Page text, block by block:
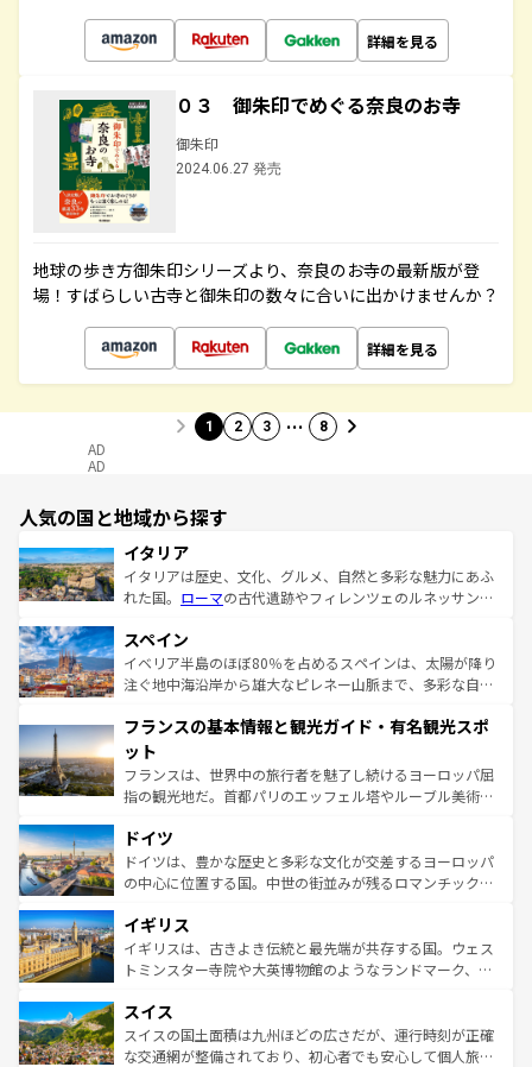
詳細を見る
０３ 御朱印でめぐる奈良のお寺
御朱印
2024.06.27 発売
地球の歩き方御朱印シリーズより、奈良のお寺の最新版が登
場！すばらしい古寺と御朱印の数々に合いに出かけませんか？
詳細を見る
1 2 3 … 8
AD
AD
人気の国と地域から探す
イタリア
イタリアは歴史、文化、グルメ、自然と多彩な魅力にあふ
れた国。 ローマの古代遺跡やフィレンツェのルネッサンス
ろん、トスカーナの美しい田園風景やアマルフィ海岸の絶
景など、自然景観も見逃せない。観光の合間には、本場の
ピザやパスタなど、絶品のイタリア料理を堪能することも
ませてくれるイタリアで、忘れられない旅をしてみよう！
なお、新着のイタリア情報は
しい。
スペイン
イベリア半島のほぼ80％を占めるスペインは、太陽が降り
注ぐ地中海沿岸から雄大なピレネー山脈まで、多彩な自然
文化が根付くこの国では、情熱的なフラメンコ、熱気あふ
れる闘牛、そして美味しいタパスが生活の一部となってい
る。首都マドリードの洗練された雰囲気や、バルセロナの
アートに溢れた街角から、地方では古代ローマ遺跡や中世
せる。地方によって風土や気候が異なるスペインはその個
性で訪れる人を魅了する。 なお、新着のスペイン情報は コ
ンテンツ一覧を参照してほしい。
フランスの基本情報と観光ガイド・有名観光スポ
ット
フランスは、世界中の旅行者を魅了し続けるヨーロッパ屈
指の観光地だ。首都パリのエッフェル塔やルーブル美術館
で、幅広い魅力が詰まっている。華麗な宮殿、歴史的な大
聖堂、美しいビーチ、そして豊かな自然が、訪れる者を心
から魅了する。また、フランスは美食の国としても知ら
いる。シャンパンの発祥地であるランス、プロヴァンスの
香り高いラベンダー畑など、多彩な楽しみ方が可能だ。さ
らに、パリ以外の地域にも魅力が溢れており、どの街角に
れる地方に足を運ぶとそれぞれで全く異なる文化を体験で
きるだろう。 なお、新着のフランス情報はコンテンツ一覧
を参照してほしい。
ドイツ
ドイツは、豊かな歴史と多彩な文化が交差するヨーロッパ
の中心に位置する国。中世の街並みが残るロマンチック街
顔を持つこの国は、どこを歩いても飽きることがない。ベ
ルリンの文化的活気、バイエルン州のアルプスの絶景、そ
してライン川沿いのワイン畑といった風景は必見。ビール
は、お酒好きな人にはぜひ体験してほしい。 なお、新着の
ドイツ情報はコンテンツ一覧を参照してほしい。
イギリス
イギリスは、古きよき伝統と最先端が共存する国。ウェス
トミンスター寺院や大英博物館のようなランドマーク、歴
リアごとに異なる魅力がある。また、優雅なアフタヌーン
ティー、ビール好きにはたまらない英国パブ、サッカー観
戦など、本場だからこそできる体験も豊富。イギリスを旅
スイス
スイスの国土面積は九州ほどの広さだが、運行時刻が正確
な交通網が整備されており、初心者でも安心して個人旅行